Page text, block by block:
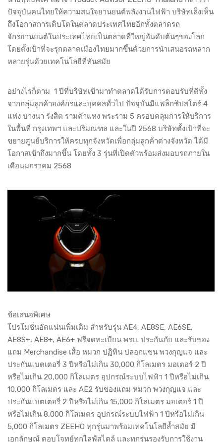
ปัจจุบันคนไทยให้ความสนใจยานยนต์พลังงานไฟฟ้า บริษัทเล็งเห็น
ถึงโอกาสการเติบโตในตลาดประเทศไทยอีกทั้งตลาดรถ
จักรยานยนต์ในประเทศไทยเป็นตลาดที่ใหญ่อันดับต้นๆของโลก
โดยตั้งเป้าที่จะรุกตลาดเมืองไทยมากขึ้นด้วยการนำเสนอรถหลาก
หลายรุ่นด้วยเทคโนโลยีที่ทันสมัย
อย่างไรก็ตาม 1 ปีที่บริษัทเข้ามาทำตลาดได้รับการตอบรับที่ดีทั้ง
จากกลุ่มลูกค้าองค์กรและบุคคลทั่วไป ปัจจุบันมีแฟล็กชิปสโตร์ 4
แห่ง บางนา รังสิต รามคำแหง พระราม 5 ครอบคลุมการให้บริการ
ในพื้นที่ กรุงเทพฯ และปริมณฑล และในปี 2568 บริษัทตั้งเป้าที่จะ
ขยายศูนย์บริการให้ครบทุกจังหวัดเพื่อกลุ่มลูกค้าต่างจังหวัด ได้มี
โอกาสเข้าถึงมากขึ้น โดยทั้ง 3 รุ่นที่เปิดตัวพร้อมส่งมอบรถภายใน
เดือนมกราคม 2568
ข้อเสนอพิเศษ
โปรโมชั่นอัดแน่นเพิ่มเติม สำหรับรุ่น AE4, AE8SE, AE6SE,
AE8S+, AE8+, AE6+ ฟรีจดทะเบียน พรบ. ประกันภัย และรับของ
แถม Merchandise เสื้อ หมวก ปฏิทิน ปลอกแขน พวงกุญแจ และ
ประกันแบตเตอรี่ 3 ปีหรือไม่เกิน 30,000 กิโลเมตร มอเตอร์ 2 ปี
หรือไม่เกิน 20,000 กิโลเมตร อุปกรณ์ระบบไฟฟ้า 1 ปีหรือไม่เกิน
10,000 กิโลเมตร และ AE2 รับของแถม หมวก พวงกุญแจ และ
ประกันแบตเตอรี่ 2 ปีหรือไม่เกิน 15,000 กิโลเมตร มอเตอร์ 1 ปี
หรือไม่เกิน 8,000 กิโลเมตร อุปกรณ์ระบบไฟฟ้า 1 ปีหรือไม่เกิน
5,000 กิโลเมตร ZEEHO ทุกรุ่นมาพร้อมเทคโนโลยีล้ำสมัย มี
เอกลักษณ์ ตอบโจทย์ทุกไลฟ์สไตล์ และทุกรุ่นรองรับการใช้งาน